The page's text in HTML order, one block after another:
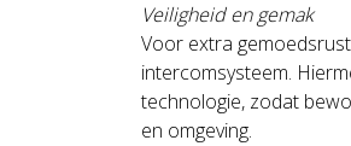
Veiligheid en gemak
Voor extra
intercomsysteem.
technologie, zodat
en omgeving.